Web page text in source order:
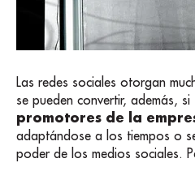
Las redes sociales otorgan
se pueden convertir, además,
promotores de la
adaptándose a los tiempos o
poder de los medios sociales.